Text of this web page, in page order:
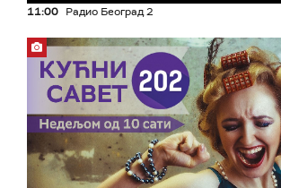
11:00 Радио Београд 2